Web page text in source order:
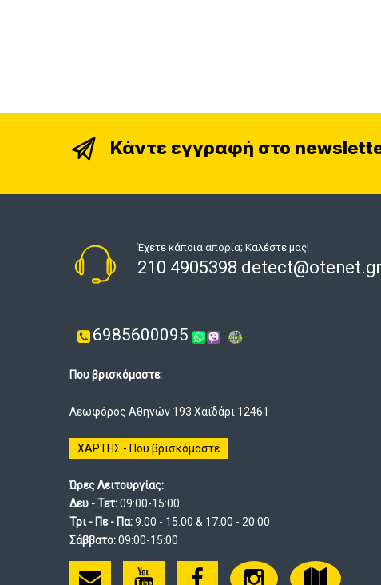
Κάντε εγγραφή στο
Έχετε κάποια απορία; Καλέστε μας!
210 4905398 detect@otenet.gr
6985600095
Που βρισκόμαστε:
Λεωφόρος Αθηνών 193 Χαϊδάρι 12461
ΧΑΡΤΗΣ - Που βρισκόμαστε
Ώρες Λειτουργίας:
Δευ - Τετ:09:00-15:00
Τρι - Πε - Πα:9.00 - 15.00 & 17.00 - 20.00
Σάββατο:09:00-15:00